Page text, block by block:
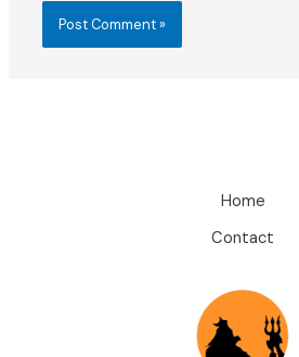
Home
Contact